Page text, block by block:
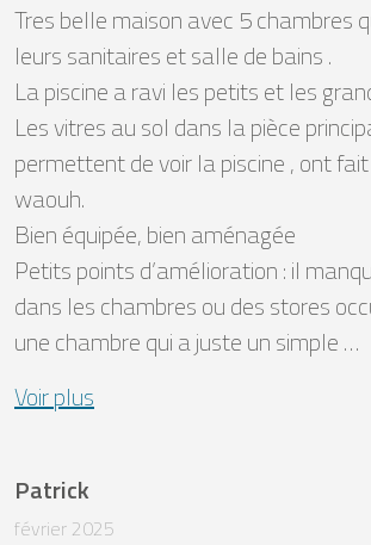
Tres belle maison avec 5 chambres
leurs sanitaires et salle de bains .
La piscine a ravi les petits et les
Les vitres au sol dans la pièce
permettent de voir la piscine , ont
waouh.
Bien équipée, bien aménagée
Petits points d’amélioration : il
dans les chambres ou des stores
une chambre qui a juste un simple …
Voir plus
Patrick
février 2025